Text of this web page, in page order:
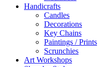
Handicrafts
Candles
Decorations
Key Chains
Paintings / Prints
Scrunchies
Art Workshops